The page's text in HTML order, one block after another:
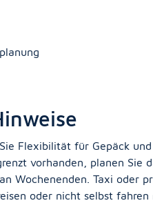
Flexibilität für Gepäck und
vorhanden, planen Sie
Wochenenden. Taxi oder
oder nicht selbst fahren